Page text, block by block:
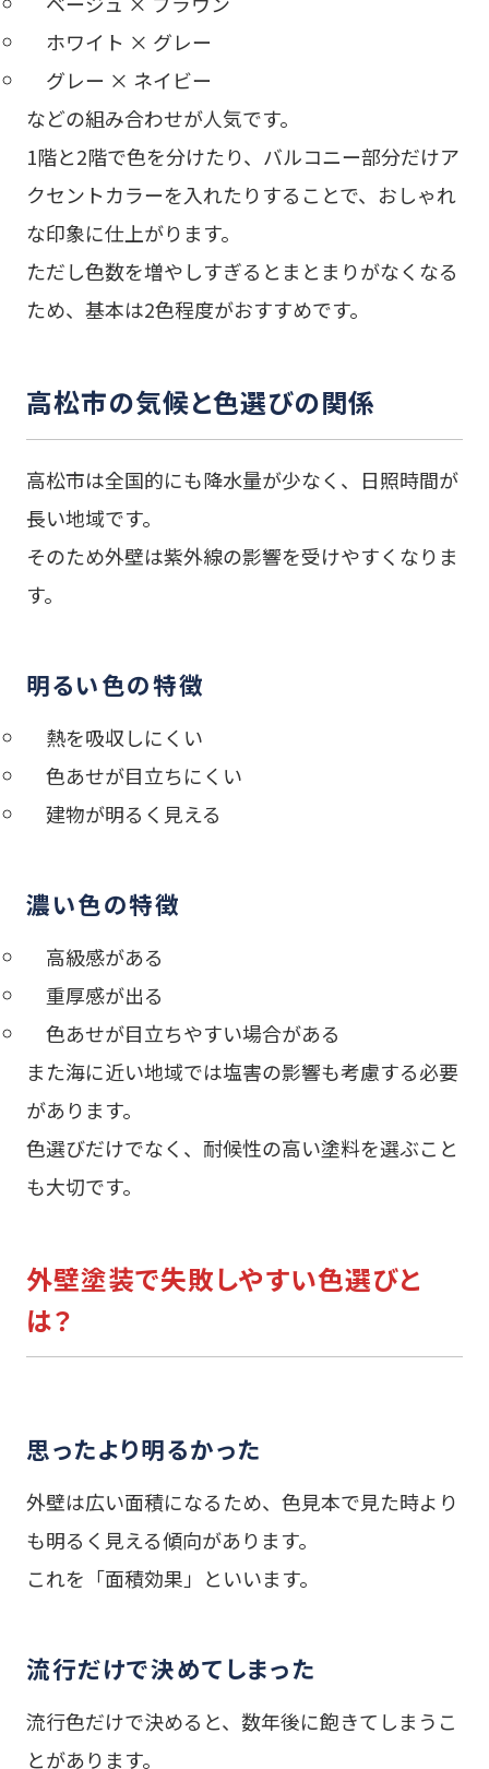
ホワイト × グレー
グレー × ネイビー
などの組み合わせが人気です。
1階と2階で色を分けたり、バルコニー部分だけア
クセントカラーを入れたりすることで、おしゃれ
な印象に仕上がります。
ただし色数を増やしすぎるとまとまりがなくなる
ため、基本は2色程度がおすすめです。
高松市の気候と色選びの関係
高松市は全国的にも降水量が少なく、日照時間が
長い地域です。
そのため外壁は紫外線の影響を受けやすくなりま
す。
明るい色の特徴
熱を吸収しにくい
色あせが目立ちにくい
建物が明るく見える
濃い色の特徴
高級感がある
重厚感が出る
色あせが目立ちやすい場合がある
また海に近い地域では塩害の影響も考慮する必要
があります。
色選びだけでなく、耐候性の高い塗料を選ぶこと
も大切です。
外壁塗装で失敗しやすい色選びと
は？
思ったより明るかった
外壁は広い面積になるため、色見本で見た時より
も明るく見える傾向があります。
これを「面積効果」といいます。
流行だけで決めてしまった
流行色だけで決めると、数年後に飽きてしまうこ
とがあります。